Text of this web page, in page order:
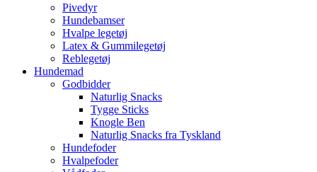
Pivedyr
Hundebamser
Hvalpe legetøj
Latex & Gummilegetøj
Reblegetøj
Hundemad
Godbidder
Naturlig Snacks
Tygge Sticks
Knogle Ben
Naturlig Snacks fra Tyskland
Hundefoder
Hvalpefoder